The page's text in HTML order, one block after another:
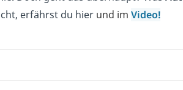
erfährst du hier und im Video!